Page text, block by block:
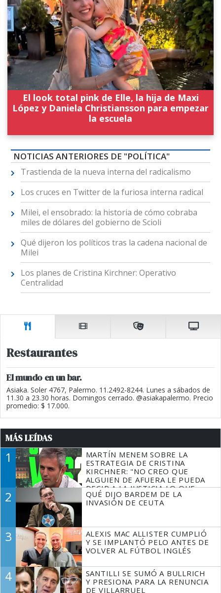
El look total pink de Elle, la hija de Maxi
López y Daniela Christiansson para empezar
la escuela
NOTICIAS ANTERIORES DE "POLÍTICA"
Trastienda de la nueva interna del radicalismo
Los cruces en Twitter de la furiosa interna radical
Milei, el ensobrado: la historia de cómo cobraba
miles de dólares del gobierno de Scioli
Qué dijeron los políticos tras la cadena nacional de
Milei
Los planes de Cristina Kirchner: Operativo
Centralidad
Restaurantes
El mundo en un bar.
Asiaka. Soler 4767, Palermo. 11.2492-8244. Lunes a sábados de
11.30 a 23.30 horas. Domingos cerrado. @asiakapalermo. Precio
promedio: $ 17.000.
MÁS LEÍDAS
1
MARTÍN MENEM SOBRE LA
ESTRATEGIA DE CRISTINA
KIRCHNER: "NO CREO QUE
ALGUIEN DE AFUERA LE PUEDA
DECIR A LA JUSTICIA LO QUE
TIENE QUE HACER"
2
QUÉ DIJO BARDEM DE LA
INVASIÓN DE CEUTA
3
ALEXIS MAC ALLISTER CUMPLIÓ
Y SE IMPLANTÓ PELO ANTES DE
VOLVER AL FÚTBOL INGLÉS
4
SANTILLI SE SUMÓ A BULLRICH
Y PRESIONA PARA LA RENUNCIA
DE VILLARRUEL